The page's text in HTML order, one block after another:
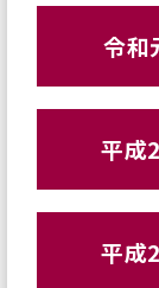
令和
平成
平成